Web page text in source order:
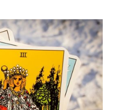
Añadir
a la
lista de
deseos